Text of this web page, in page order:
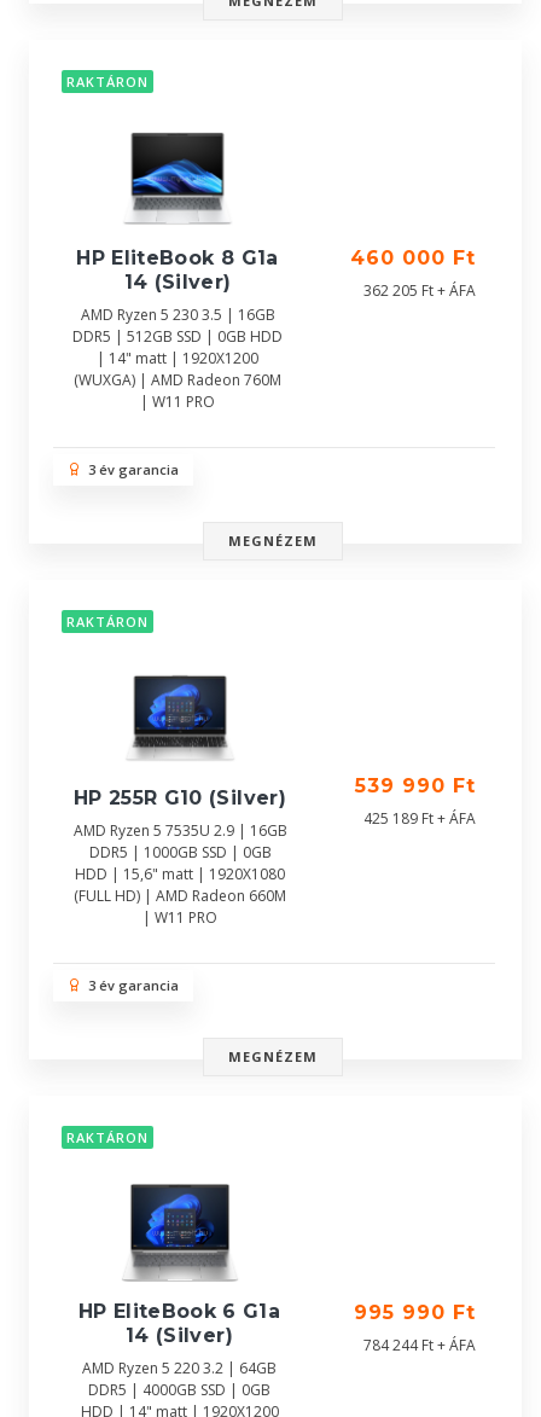
RAKTÁRON
HP EliteBook 8 G1a
14 (Silver)
AMD Ryzen 5 230 3.5 | 16GB
DDR5 | 512GB SSD | 0GB HDD
| 14" matt | 1920X1200
(WUXGA) | AMD Radeon 760M
| W11 PRO
460 000 Ft
362 205 Ft + ÁFA
3 év garancia
MEGNÉZEM
RAKTÁRON
HP 255R G10 (Silver)
AMD Ryzen 5 7535U 2.9 | 16GB
DDR5 | 1000GB SSD | 0GB
HDD | 15,6" matt | 1920X1080
(FULL HD) | AMD Radeon 660M
| W11 PRO
539 990 Ft
425 189 Ft + ÁFA
3 év garancia
MEGNÉZEM
RAKTÁRON
HP EliteBook 6 G1a
14 (Silver)
AMD Ryzen 5 220 3.2 | 64GB
DDR5 | 4000GB SSD | 0GB
HDD | 14" matt | 1920X1200
995 990 Ft
784 244 Ft + ÁFA